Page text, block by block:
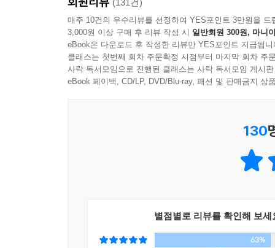
모르게 물건을 계속 훔치게 되는 해일과 부모의
감성이 균형 있게 통제되는 진오 그리고 모든 일
마음을 어루만지고 열어간다. ‘가시고백’은 바로
하여금 스스로의 가시 같은 고백을 뽑아내도록 이
■ 세상에서 가장 따듯하고 맛있게 배부른 집으로
일곱 살 이후로 도둑질을 해온 주인공 소년의 “
친구네 집에서 받는 뜻밖의 따듯한 밥상처럼, 소
위로의 공간이다. 이 위로는 작가 스스로의 응집
그리고 당신, 사랑합니다.
(131건)
매주 10건의 우수리뷰를 선정하여 YES포인트 3만원을 드
3,000원 이상 구매 후 리뷰 작성 시 일반회원 300원, 마니
eBook은 다운로드 후 작성한 리뷰만 YES포인트 지급됩니
클래스는 첫번째 회차 주문확정 시점부터 마지막 회차 주
사락 독서모임으로 진행된 클래스는 사락 독서모임 게시
eBook 페이백, CD/LP, DVD/Blu-ray, 패션 및 판매금지 상
130
별점별로 리뷰를 확인해 보세
63%